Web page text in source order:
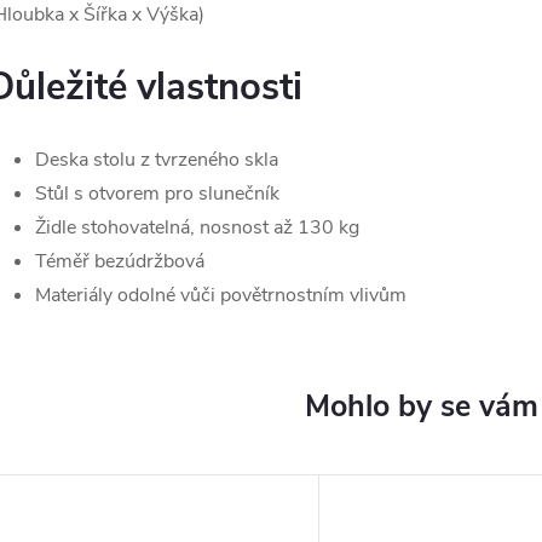
x Šířka x Výška)
vlastnosti
Deska stolu z tvrzeného skla
Stůl s otvorem pro slunečník
Židle stohovatelná, nosnost až 130 kg
Téměř bezúdržbová
Materiály odolné vůči povětrnostním vlivům